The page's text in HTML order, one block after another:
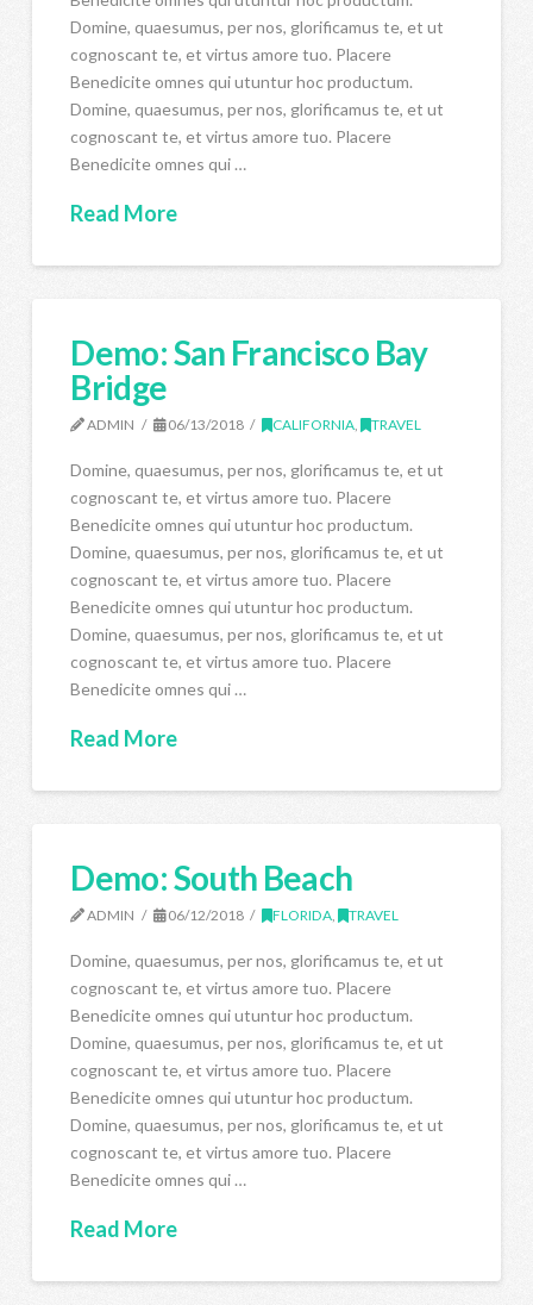
Domine, quaesumus, per nos, glorificamus te, et ut
cognoscant te, et virtus amore tuo. Placere
Benedicite omnes qui utuntur hoc productum.
Domine, quaesumus, per nos, glorificamus te, et ut
cognoscant te, et virtus amore tuo. Placere
Benedicite omnes qui …
Read More
Demo: San Francisco Bay
Bridge
ADMIN 06/13/2018 CALIFORNIA , TRAVEL
Domine, quaesumus, per nos, glorificamus te, et ut
cognoscant te, et virtus amore tuo. Placere
Benedicite omnes qui utuntur hoc productum.
Domine, quaesumus, per nos, glorificamus te, et ut
cognoscant te, et virtus amore tuo. Placere
Benedicite omnes qui utuntur hoc productum.
Domine, quaesumus, per nos, glorificamus te, et ut
cognoscant te, et virtus amore tuo. Placere
Benedicite omnes qui …
Read More
Demo: South Beach
ADMIN 06/12/2018 FLORIDA , TRAVEL
Domine, quaesumus, per nos, glorificamus te, et ut
cognoscant te, et virtus amore tuo. Placere
Benedicite omnes qui utuntur hoc productum.
Domine, quaesumus, per nos, glorificamus te, et ut
cognoscant te, et virtus amore tuo. Placere
Benedicite omnes qui utuntur hoc productum.
Domine, quaesumus, per nos, glorificamus te, et ut
cognoscant te, et virtus amore tuo. Placere
Benedicite omnes qui …
Read More